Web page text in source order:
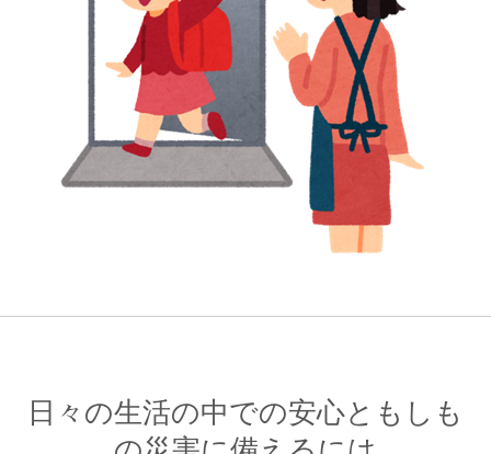
日々の生活の中での安心と もしも